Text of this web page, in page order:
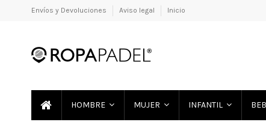
Envíos y Devoluciones Aviso legal Inicio
HOMBRE MUJER INFANTIL